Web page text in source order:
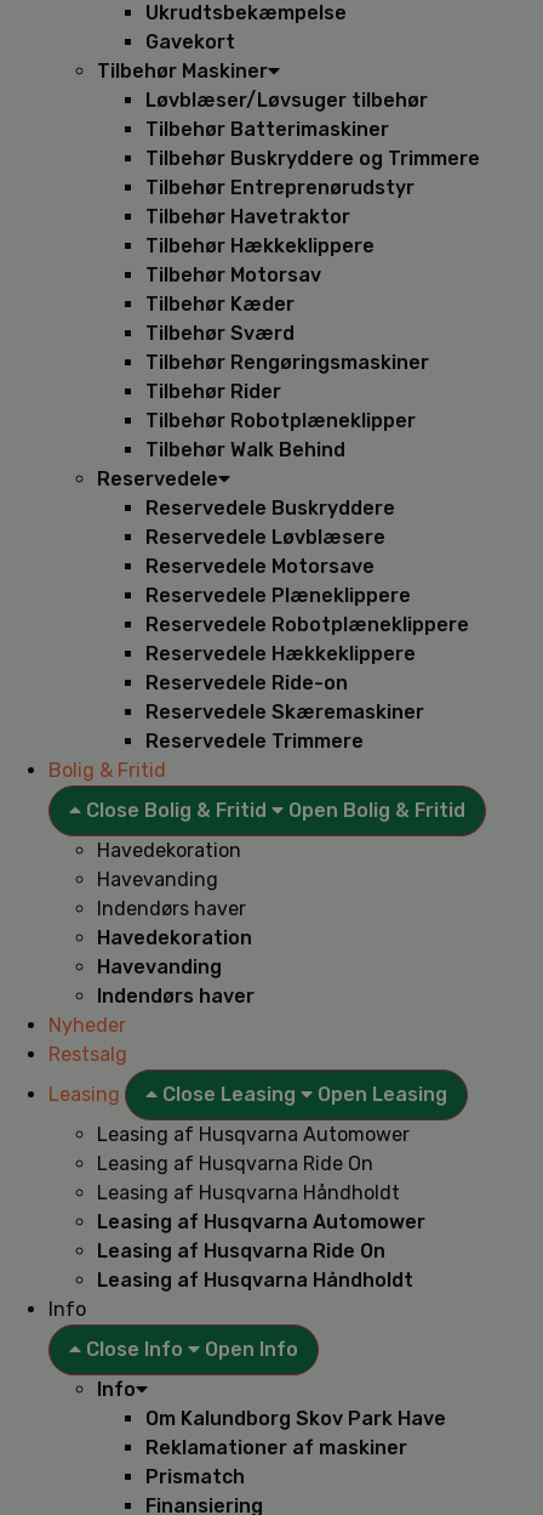
Ukrudtsbekæmpelse
Gavekort
Tilbehør Maskiner
Løvblæser/Løvsuger tilbehør
Tilbehør Batterimaskiner
Tilbehør Buskryddere og Trimmere
Tilbehør Entreprenørudstyr
Tilbehør Havetraktor
Tilbehør Hækkeklippere
Tilbehør Motorsav
Tilbehør Kæder
Tilbehør Sværd
Tilbehør Rengøringsmaskiner
Tilbehør Rider
Tilbehør Robotplæneklipper
Tilbehør Walk Behind
Reservedele
Reservedele Buskryddere
Reservedele Løvblæsere
Reservedele Motorsave
Reservedele Plæneklippere
Reservedele Robotplæneklippere
Reservedele Hækkeklippere
Reservedele Ride-on
Reservedele Skæremaskiner
Reservedele Trimmere
Bolig & Fritid
Close Bolig & Fritid
Open Bolig & Fritid
Havedekoration
Havevanding
Indendørs haver
Havedekoration
Havevanding
Indendørs haver
Nyheder
Restsalg
Leasing
Close Leasing
Open Leasing
Leasing af Husqvarna Automower
Leasing af Husqvarna Ride On
Leasing af Husqvarna Håndholdt
Leasing af Husqvarna Automower
Leasing af Husqvarna Ride On
Leasing af Husqvarna Håndholdt
Info
Close Info
Open Info
Info
Om Kalundborg Skov Park Have
Reklamationer af maskiner
Prismatch
Finansiering